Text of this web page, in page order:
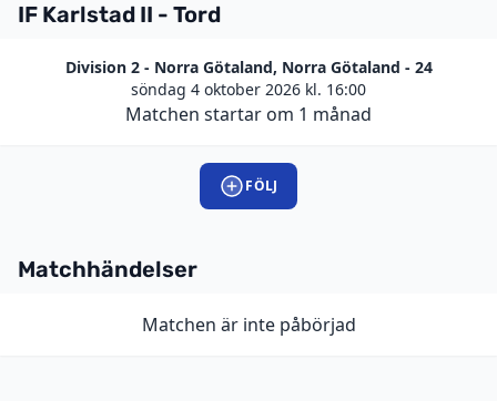
IF Karlstad II - Tord
Division 2 - Norra Götaland, Norra Götaland - 24
söndag 4 oktober 2026 kl. 16:00
Matchen startar om 1 månad
FÖLJ
Matchhändelser
Matchen är inte påbörjad